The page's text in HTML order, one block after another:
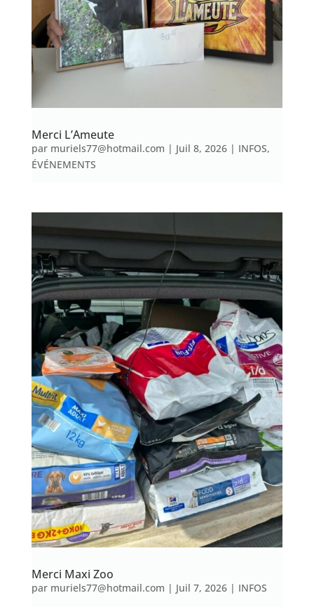
Merci L’Ameute
par muriels77@hotmail.com | Juil 8, 2026| INFOS,
ÉVÉNEMENTS
Merci Maxi Zoo
par muriels77@hotmail.com | Juil 7, 2026| INFOS